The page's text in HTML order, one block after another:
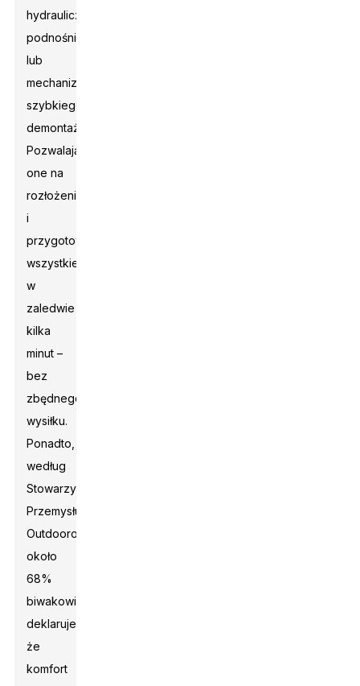
hydrauliczne
podnośniki
lub
mechanizmy
szybkiego
demontażu.
Pozwalają
one na
rozłożenie
i
przygotowanie
wszystkiego
w
zaledwie
kilka
minut –
bez
zbędnego
wysiłku.
Ponadto,
według
Stowarzyszenia
Przemysłu
Outdoorowego,
około
68%
biwakowiczów
deklaruje,
że
komfort